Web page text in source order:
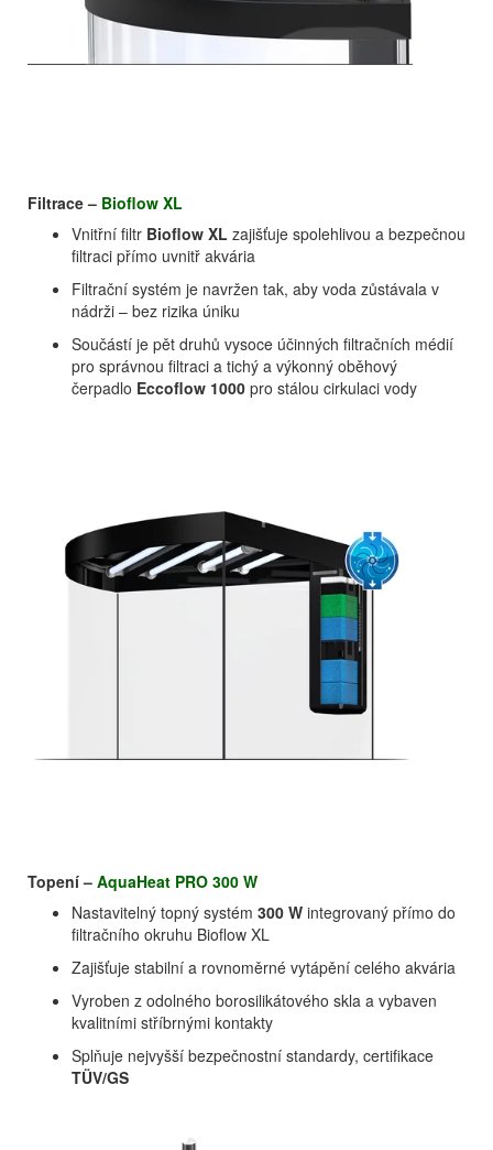
Filtrace – Bioflow XL
Vnitřní filtr Bioflow XL zajišťuje spolehlivou a bezpečnou
filtraci přímo uvnitř akvária
Filtrační systém je navržen tak, aby voda zůstávala v
nádrži – bez rizika úniku
Součástí je pět druhů vysoce účinných filtračních médií
pro správnou filtraci a tichý a výkonný oběhový
čerpadlo Eccoflow 1000 pro stálou cirkulaci vody
Topení – AquaHeat PRO 300 W
Nastavitelný topný systém 300 W integrovaný přímo do
filtračního okruhu Bioflow XL
Zajišťuje stabilní a rovnoměrné vytápění celého akvária
Vyroben z odolného borosilikátového skla a vybaven
kvalitními stříbrnými kontakty
Splňuje nejvyšší bezpečnostní standardy, certifikace
TÜV/GS